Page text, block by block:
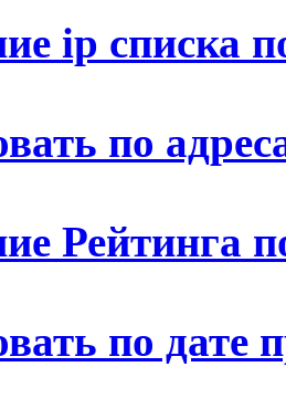
ip списка
по
Рейтинга
по дате